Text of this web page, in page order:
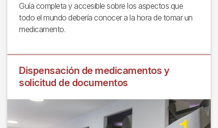
Guía completa y accesible sobre los aspectos que
todo el mundo debería conocer a la hora de tomar un
medicamento.
Dispensación de medicamentos y
solicitud de documentos